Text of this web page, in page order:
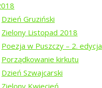
Dzień Gruziński
Zielony Listopad 2018
Poezja w Puszczy – 2. edycja
Porządkowanie kirkutu
Dzień Szwajcarski
Zielony Kwiecień
koncert Postmana
Tokarczuk
3. edycja